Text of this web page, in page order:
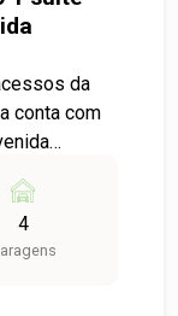
da
conta com
e lareira,
1 suíte,
amplo
4